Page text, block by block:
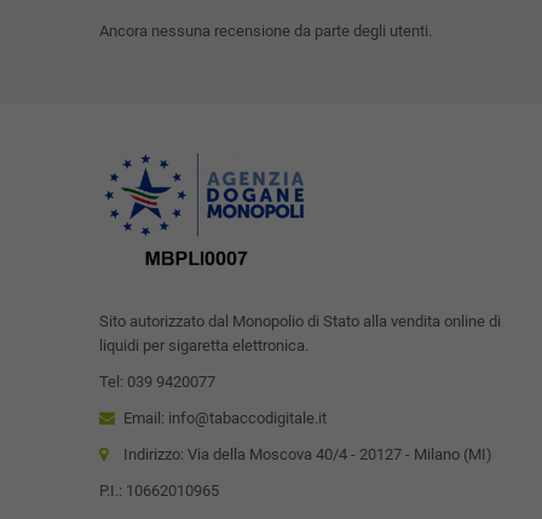
Ancora nessuna recensione da parte degli utenti.
Sito autorizzato dal Monopolio di Stato alla vendita online di
liquidi per sigaretta elettronica.
Tel: 039 9420077
Email: info@tabaccodigitale.it
Indirizzo: Via della Moscova 40/4 - 20127 - Milano (MI)
P.I.: 10662010965